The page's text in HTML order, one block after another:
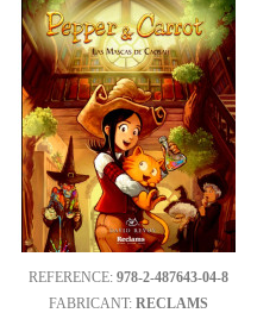
REFERENCE: 978-2-487643-04-8
FABRICANT: RECLAMS